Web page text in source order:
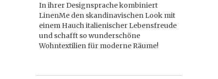
In ihrer Designsprache kombiniert
LinenMe den skandinavischen Look mit
einem Hauch italienischer Lebensfreude
und schafft so wunderschöne
Wohntextilien für moderne Räume!